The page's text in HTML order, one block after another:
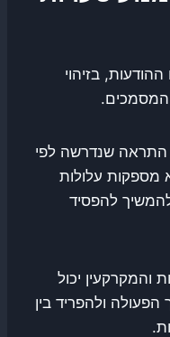
ההודעות, בזיהוי
המסמכים.
שנדרשה לפי
מספקות עלולות
להפסיד
והמקרקעין יכול
ולהפריד בין